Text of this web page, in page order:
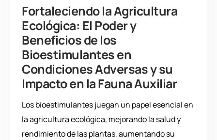
Fortaleciendo la Agricultura
Ecológica: El Poder y
Beneficios de los
Bioestimulantes en
Condiciones Adversas y su
Impacto en la Fauna Auxiliar
Los bioestimulantes juegan un papel esencial en
la agricultura ecológica, mejorando la salud y
rendimiento de las plantas, aumentando su